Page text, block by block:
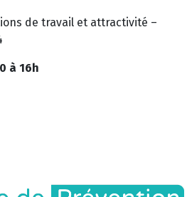
de travail et attractivité –
à 16h